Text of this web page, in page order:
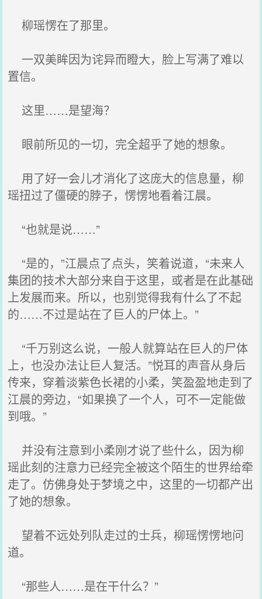
柳瑶愣在了那里。
一双美眸因为诧异而瞪大，脸上写满了难以
置信。
这里……是望海？
眼前所见的一切，完全超乎了她的想象。
用了好一会儿才消化了这庞大的信息量，柳
瑶扭过了僵硬的脖子，愣愣地看着江晨。
“也就是说……”
“是的，”江晨点了点头，笑着说道，“未来人
集团的技术大部分来自于这里，或者是在此基础
上发展而来。所以，也别觉得我有什么了不起
的……不过是站在了巨人的尸体上。”
“千万别这么说，一般人就算站在巨人的尸体
上，也没办法让巨人复活。”悦耳的声音从身后
传来，穿着淡紫色长裙的小柔，笑盈盈地走到了
江晨的旁边，“如果换了一个人，可不一定能做
到哦。”
并没有注意到小柔刚才说了些什么，因为柳
瑶此刻的注意力已经完全被这个陌生的世界给牵
走了。仿佛身处于梦境之中，这里的一切都产出
了她的想象。
望着不远处列队走过的士兵，柳瑶愣愣地问
道。
“那些人……是在干什么？”